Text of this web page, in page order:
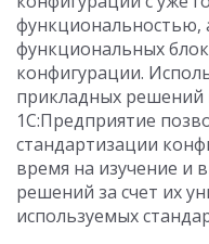
функциональностью,
функциональных
конфигурации.
прикладных решений
1С:Предприятие
стандартизации
время на изучение и
решений за счет их
используемых